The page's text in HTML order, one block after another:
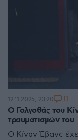
Ο Γολγοθάς του
τραυματισμών του
Ο Κίναν Έβανς
12.11.2025, 23:20 11